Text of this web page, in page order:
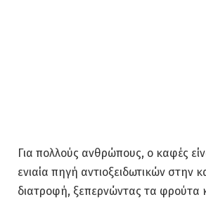
Για πολλούς ανθρώπους, ο καφές
ενιαία πηγή αντιοξειδωτικών στην
διατροφή, ξεπερνώντας τα φρούτα